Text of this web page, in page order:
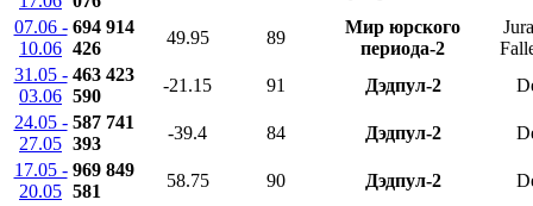
07.06 -
10.06
694 914
426
49.95 89
Мир юрского
периода-2
31.05 -
03.06
463 423
590
-21.15 91 Дэдпул-2
24.05 -
27.05
587 741
393
-39.4 84 Дэдпул-2
17.05 -
20.05
969 849
581
58.75 90 Дэдпул-2